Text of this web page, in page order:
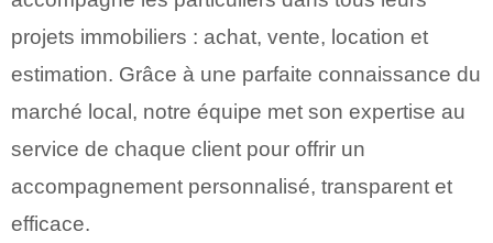
projets immobiliers : achat, vente, location et
estimation. Grâce à une parfaite connaissance du
marché local, notre équipe met son expertise au
service de chaque client pour offrir un
accompagnement personnalisé, transparent et
efficace.